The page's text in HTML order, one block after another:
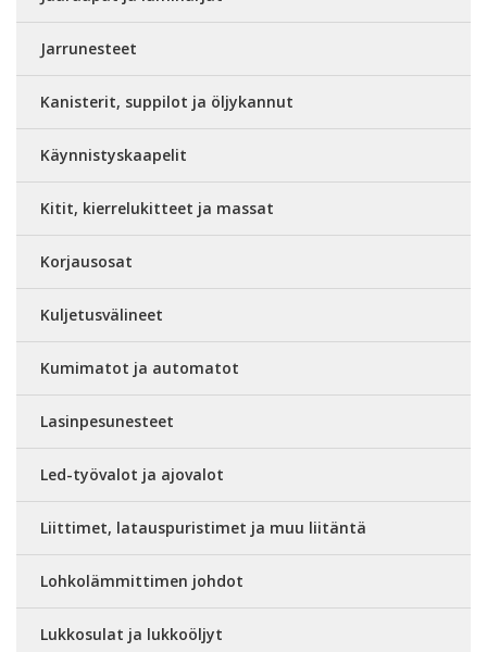
Jarrunesteet
Kanisterit, suppilot ja öljykannut
Käynnistyskaapelit
Kitit, kierrelukitteet ja massat
Korjausosat
Kuljetusvälineet
Kumimatot ja automatot
Lasinpesunesteet
Led-työvalot ja ajovalot
Liittimet, latauspuristimet ja muu liitäntä
Lohkolämmittimen johdot
Lukkosulat ja lukkoöljyt